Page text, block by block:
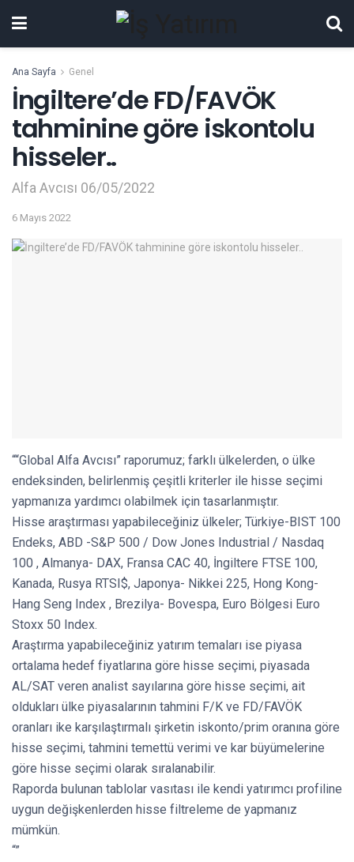
Ana Sayfa Genel
İngiltere’de FD/FAVÖK
tahminine göre iskontolu
hisseler..
Alfa Avcısı 06/05/2022
6 Mayıs 2022
““Global Alfa Avcısı” raporumuz; farklı ülkelerden, o ülke
endeksinden, belirlenmiş çeşitli kriterler ile hisse seçimi
yapmanıza yardımcı olabilmek için tasarlanmıştır.
Hisse araştırması yapabileceğiniz ülkeler; Türkiye-BIST 100
Endeks, ABD -S&P 500 / Dow Jones Industrial / Nasdaq
100 , Almanya- DAX, Fransa CAC 40, İngiltere FTSE 100,
Kanada, Rusya RTSI$, Japonya- Nikkei 225, Hong Kong-
Hang Seng Index , Brezilya- Bovespa, Euro Bölgesi Euro
Stoxx 50 Index.
Araştırma yapabileceğiniz yatırım temaları ise piyasa
ortalama hedef fiyatlarına göre hisse seçimi, piyasada
AL/SAT veren analist sayılarına göre hisse seçimi, ait
oldukları ülke piyasalarının tahmini F/K ve FD/FAVÖK
oranları ike karşılaştırmalı şirketin iskonto/prim oranına göre
hisse seçimi, tahmini temettü verimi ve kar büyümelerine
göre hisse seçimi olarak sıralanabilir.
Raporda bulunan tablolar vasıtası ile kendi yatırımcı profiline
uygun değişkenlerden hisse filtreleme de yapmanız
mümkün.
“”